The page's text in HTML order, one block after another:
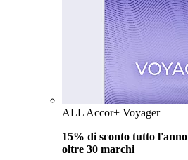
ALL Accor+ Voyager
15% di sconto tutto l'anno
oltre 30 marchi